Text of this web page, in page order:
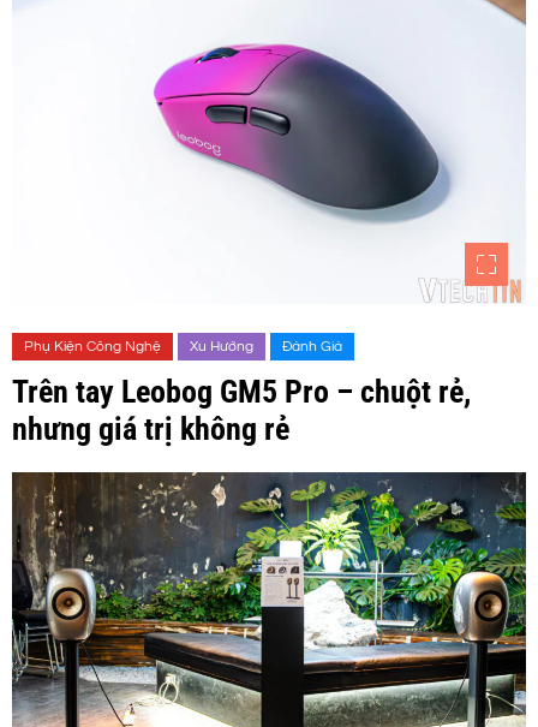
Phụ Kiện Công Nghệ Xu Hướng Đánh Giá
Trên tay Leobog GM5 Pro – chuột rẻ,
nhưng giá trị không rẻ